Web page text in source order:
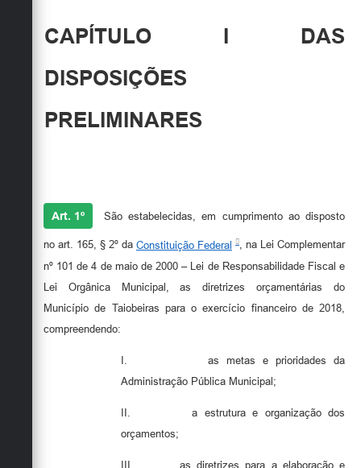
CAPÍTULO I DAS
DISPOSIÇÕES
PRELIMINARES
Art. 1º São estabelecidas, em cumprimento ao disposto
no art. 165, § 2º da Constituição Federal
, na Lei Complementar
nº 101 de 4 de maio de 2000 – Lei de Responsabilidade Fiscal e
Lei Orgânica Municipal, as diretrizes orçamentárias do
Município de Taiobeiras para o exercício financeiro de 2018,
compreendendo:
as metas e prioridades da
Administração Pública Municipal;
a estrutura e organização dos
orçamentos;
as diretrizes para a elaboração e